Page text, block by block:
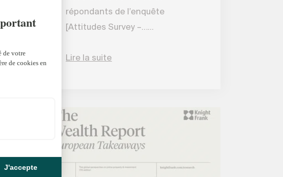
répondants de l’enquête
[Attitudes Survey –…...
Lire la suite